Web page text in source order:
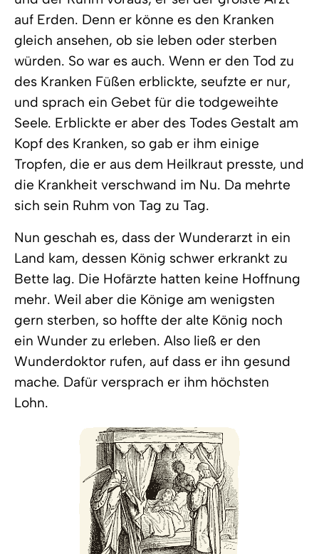
auf Erden. Denn er könne es den Kranken
gleich ansehen, ob sie leben oder sterben
würden. So war es auch. Wenn er den Tod zu
des Kranken Füßen erblickte, seufzte er nur,
und sprach ein Gebet für die todgeweihte
Seele. Erblickte er aber des Todes Gestalt am
Kopf des Kranken, so gab er ihm einige
Tropfen, die er aus dem Heilkraut presste, und
die Krankheit verschwand im Nu. Da mehrte
sich sein Ruhm von Tag zu Tag.
Nun geschah es, dass der Wunderarzt in ein
Land kam, dessen König schwer erkrankt zu
Bette lag. Die Hofärzte hatten keine Hoffnung
mehr. Weil aber die Könige am wenigsten
gern sterben, so hoffte der alte König noch
ein Wunder zu erleben. Also ließ er den
Wunderdoktor rufen, auf dass er ihn gesund
mache. Dafür versprach er ihm höchsten
Lohn.